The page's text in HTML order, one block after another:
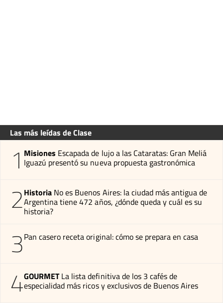
Las más leídas de Clase
1 Misiones Escapada de lujo a las Cataratas: Gran Meliá
Iguazú presentó su nueva propuesta gastronómica
2Historia No es Buenos Aires: la ciudad más antigua de
Argentina tiene 472 años, ¿dónde queda y cuál es su
historia?
3Pan casero receta original: cómo se prepara en casa
4GOURMET La lista definitiva de los 3 cafés de
especialidad más ricos y exclusivos de Buenos Aires